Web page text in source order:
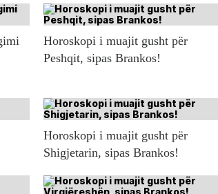
Horoskopi i muajit gusht për
Peshqit, sipas Brankos!
Horoskopi i muajit gusht për
Shigjetarin, sipas Brankos!